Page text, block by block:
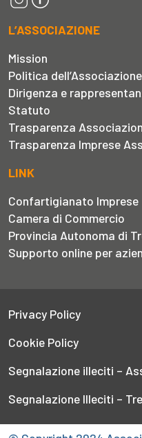
L’ASSOCIAZIONE
Mission
Politica dell’Associazione
Dirigenza e
Statuto
Trasparenza
Trasparenza Imprese
LINK
Confartigianato Imprese
Camera di Commercio
Provincia Autonoma di
Supporto online per
Privacy Policy
Cookie Policy
Segnalazione illeciti –
Segnalazione Illeciti –